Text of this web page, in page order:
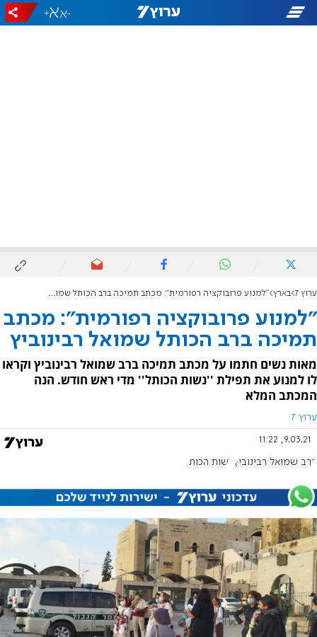
-
+
ערוץ 7 בארץ "למנוע פרובוקציה רפורמית": מכתב תמיכה ברב הכותל שמואל רבינוביץ
"למנוע פרובוקציה רפורמית": מכתב
תמיכה ברב הכותל שמואל רבינוביץ
מאות נשים חתמו על מכתב תמיכה ברב שמואל רבינוביץ וקראו
לו למנוע את תפילת ''נשות הכותל'' מדי ראש חודש. הנה
המכתב המלא
ערוץ 7
9.03.21, 11:22
הרב שמואל רבינוביץ' נשות הכותל